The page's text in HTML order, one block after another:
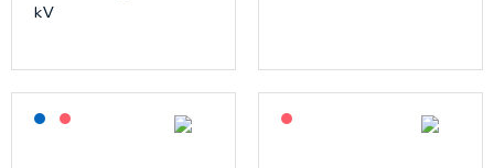
kV
Lagerført: NEK Kabel
På forespørsel